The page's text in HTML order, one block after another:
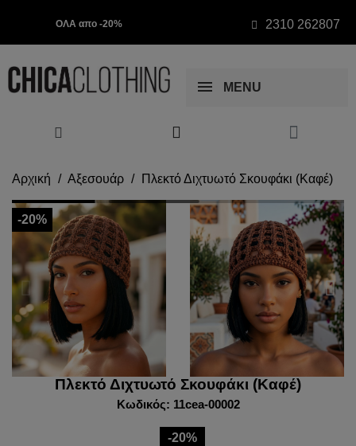
ΟΛΑ απο -20% 2310 262807
MENU
Αρχική Αξεσουάρ Πλεκτό Διχτυωτό Σκουφάκι (Καφέ)
-20%
Πλεκτό Διχτυωτό Σκουφάκι (Καφέ)
Κωδικός: 11cea-00002
-20%